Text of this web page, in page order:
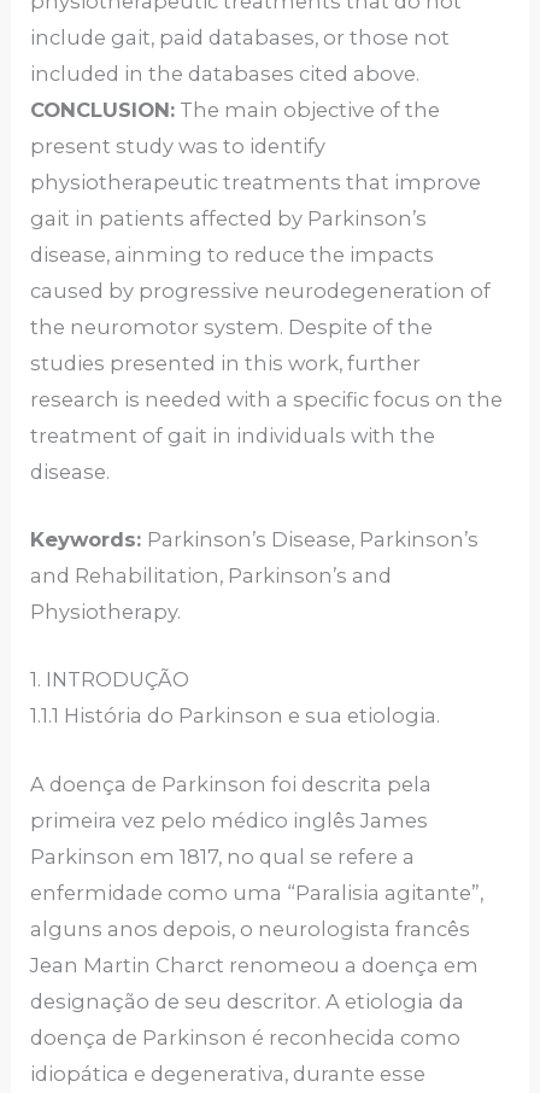
include gait, paid databases, or those not
included in the databases cited above.
CONCLUSION: The main objective of the
present study was to identify
physiotherapeutic treatments that improve
gait in patients affected by Parkinson’s
disease, ainming to reduce the impacts
caused by progressive neurodegeneration of
the neuromotor system. Despite of the
studies presented in this work, further
research is needed with a specific focus on the
treatment of gait in individuals with the
disease.
Keywords: Parkinson’s Disease, Parkinson’s
and Rehabilitation, Parkinson’s and
Physiotherapy.
1. INTRODUÇÃO
1.1.1 História do Parkinson e sua etiologia.
A doença de Parkinson foi descrita pela
primeira vez pelo médico inglês James
Parkinson em 1817, no qual se refere a
enfermidade como uma “Paralisia agitante”,
alguns anos depois, o neurologista francês
Jean Martin Charct renomeou a doença em
designação de seu descritor. A etiologia da
doença de Parkinson é reconhecida como
idiopática e degenerativa, durante esse